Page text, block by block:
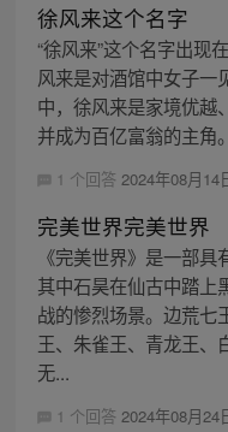
徐风来这个名字
“徐风来”这个名字出现
风来是对酒馆中女子一
中，徐风来是家境优越
并成为百亿富翁的主角
1 个回答 2024年08月14
完美世界完美世界
《完美世界》是一部具
其中石昊在仙古中踏上
战的惨烈场景。边荒七
王、朱雀王、青龙王、
无...
1 个回答 2024年08月24